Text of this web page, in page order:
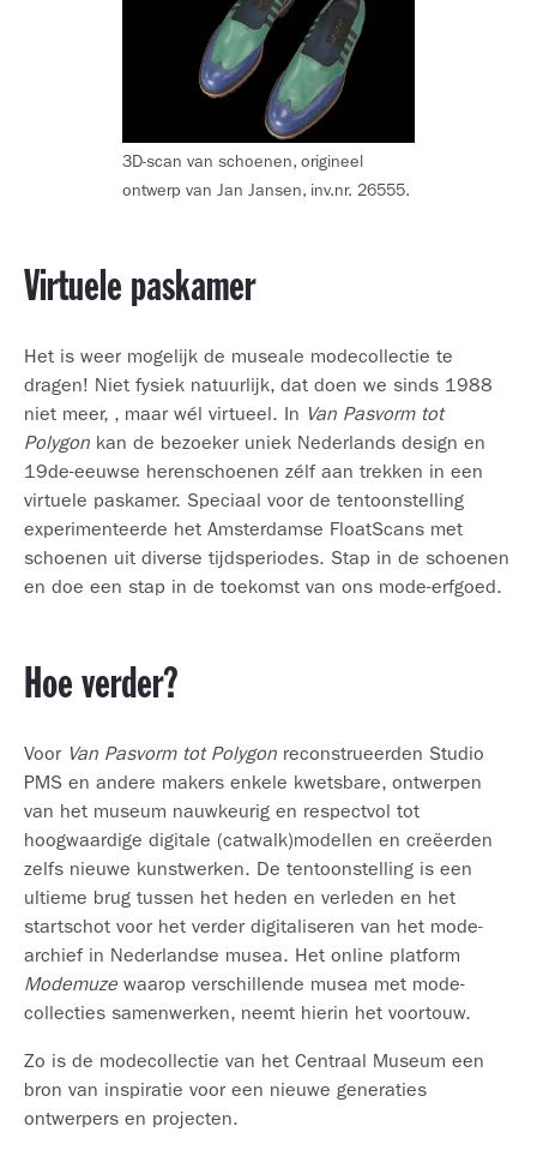
3D-scan van schoenen, origineel
ontwerp van Jan Jansen, inv.nr. 26555.
Virtuele paskamer
Het is weer mogelijk de museale modecollectie te
dragen! Niet fysiek natuurlijk, dat doen we sinds 1988
niet meer, , maar wél virtueel. In Van Pasvorm tot
Polygon kan de bezoeker uniek Nederlands design en
19de-eeuwse herenschoenen zélf aan trekken in een
virtuele paskamer. Speciaal voor de tentoonstelling
experimenteerde het Amsterdamse FloatScans met
schoenen uit diverse tijdsperiodes. Stap in de schoenen
en doe een stap in de toekomst van ons mode-erfgoed.
Hoe verder?
Voor Van Pasvorm tot Polygon reconstrueerden Studio
PMS en andere makers enkele kwetsbare, ontwerpen
van het museum nauwkeurig en respectvol tot
hoogwaardige digitale (catwalk)modellen en creëerden
zelfs nieuwe kunstwerken. De tentoonstelling is een
ultieme brug tussen het heden en verleden en het
startschot voor het verder digitaliseren van het mode-
archief in Nederlandse musea. Het online platform
Modemuze waarop verschillende musea met mode-
collecties samenwerken, neemt hierin het voortouw.
Zo is de modecollectie van het Centraal Museum een
bron van inspiratie voor een nieuwe generaties
ontwerpers en projecten.